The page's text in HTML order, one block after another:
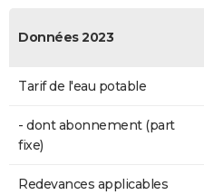
Données 2023
Tarif de l'eau potable
- dont abonnement (part
fixe)
Redevances applicables